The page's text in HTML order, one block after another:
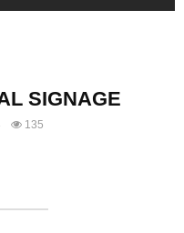
SIGNAGE
135